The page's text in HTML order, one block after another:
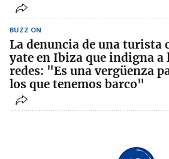
BUZZ ON
La denuncia de una turista
yate en Ibiza que indigna a
redes: "Es una vergüenza
los que tenemos barco"